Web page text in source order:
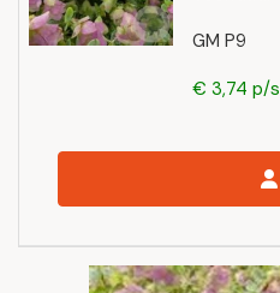
GM P9
€ 3,74 p/s